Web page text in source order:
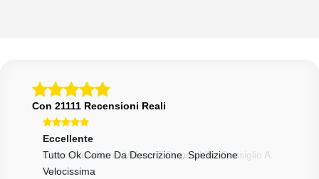
Con 21111 Recensioni Reali
Eccellente
Tutto Ok Come Da Descrizione. Spedizione
Velocissima